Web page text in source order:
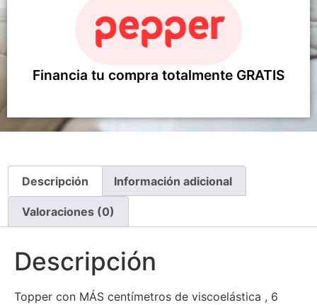
Financia tu compra totalmente GRATIS
Descripción Información adicional
Valoraciones (0)
Descripción
Topper con MÁS centímetros de viscoelástica , 6